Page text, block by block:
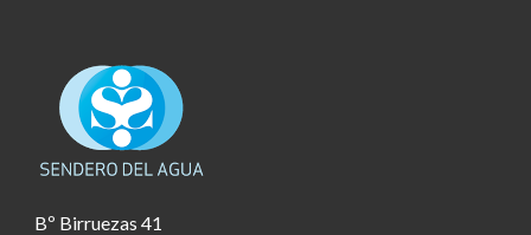
Bº Birruezas 41